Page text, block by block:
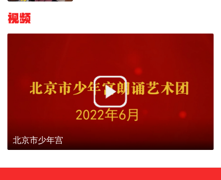
视频
北京市少年宫